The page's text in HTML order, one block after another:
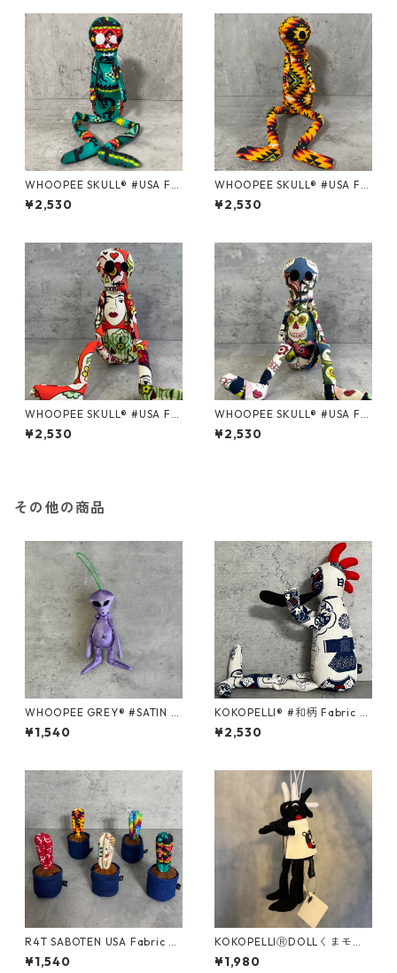
WHOOPEE SKULL® #USA Fa
bric series＃65 /Mサイズ
¥2,530
WHOOPEE SKULL® #USA Fa
bric series＃104 /Mサイズ
¥2,530
WHOOPEE SKULL® #USA Fa
bric series＃152/Mサイズ
¥2,530
WHOOPEE SKULL® #USA Fa
bric series＃153/Mサイズ
¥2,530
その他の商品
WHOOPEE GREY® #SATIN P
URPLE/Sサイズ
¥1,540
KOKOPELLI® #和柄 Fabric s
eries ＃012/Mサイズ
¥2,530
R4T SABOTEN USA Fabric St
right/ Sサイズ
¥1,540
KOKOPELLIⓇDOLLくまモン
バージョン＃Sサイズ
¥1,980